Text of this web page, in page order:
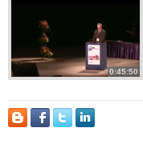
0:45:50